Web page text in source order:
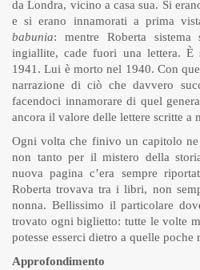
da Londra, vicino a casa sua. Si
e si erano innamorati a prima
babunia: mentre Roberta
ingiallite, cade fuori una lettera. È
1941. Lui è morto nel 1940. Con
narrazione di ciò che davvero
facendoci innamorare di quel
ancora il valore delle lettere scritte a
Ogni volta che finivo un capitolo
non tanto per il mistero della
nuova pagina c’era sempre
Roberta trovava tra i libri, non
nonna. Bellissimo il particolare
trovato ogni biglietto: tutte le volte
potesse esserci dietro a quelle poche
Approfondimento